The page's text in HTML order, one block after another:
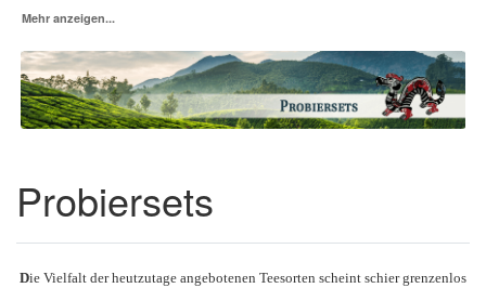
Mehr anzeigen...
Probiersets
Die Vielfalt der heutzutage angebotenen Teesorten scheint schier grenzenlos